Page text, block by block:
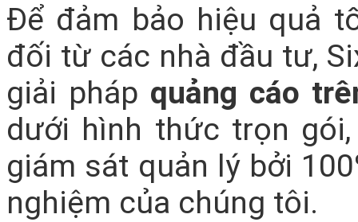
Để đảm bảo hiệu quả
đối từ các nhà đầu tư,
giải pháp quảng cáo
dưới hình thức trọn
giám sát quản lý bởi
nghiệm của chúng tôi.